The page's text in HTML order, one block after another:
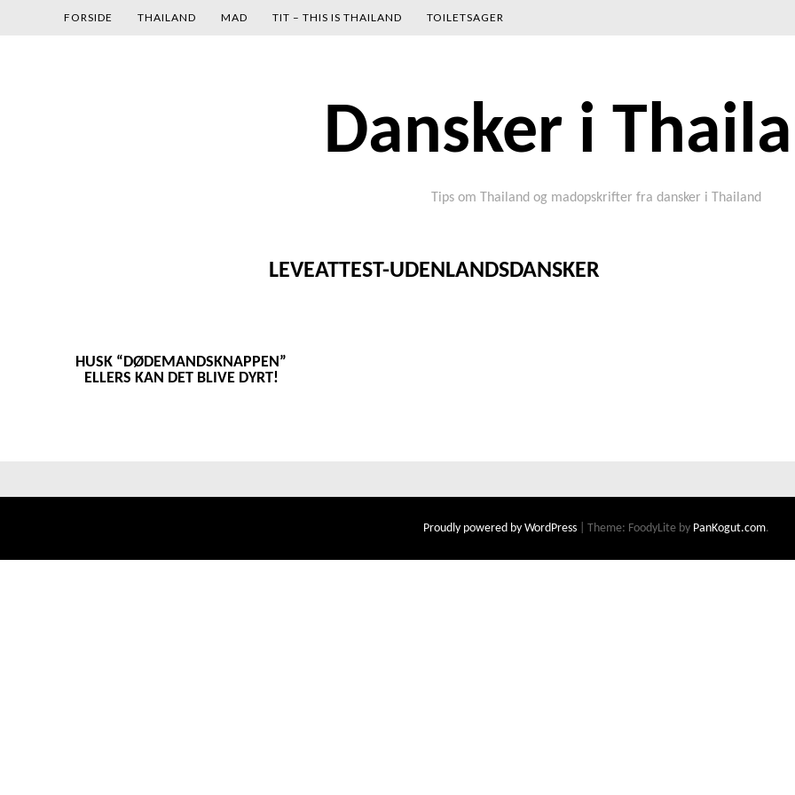
FORSIDE THAILAND MAD TIT – THIS IS THAILAND TOILETSAGER
Dansker i
Tips om Thailand og madopskrifter fra dansker i Thailand
LEVEATTEST-UDENLANDSDANSKER
HUSK “DØDEMANDSKNAPPEN”
ELLERS KAN DET BLIVE DYRT!
Proudly powered by WordPress Theme: FoodyLite by PanKogut.com.